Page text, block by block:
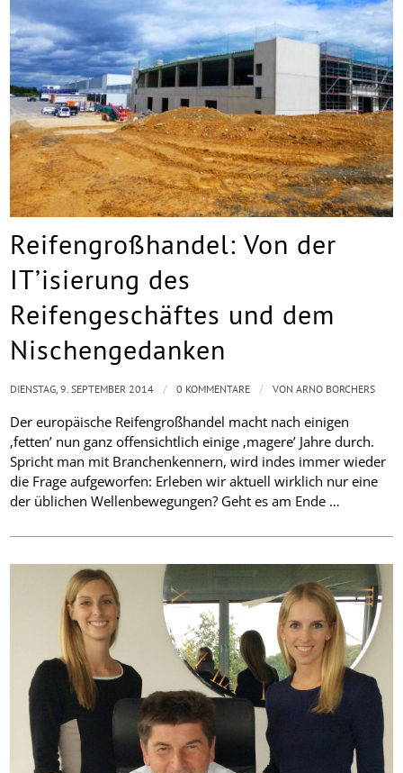
Reifengroßhandel: Von der
IT’isierung des
Reifengeschäftes und dem
Nischengedanken
Der europäische Reifengroßhandel macht nach einigen
‚fetten’ nun ganz offensichtlich einige ‚magere’ Jahre durch.
Spricht man mit Branchenkennern, wird indes immer wieder
die Frage aufgeworfen: Erleben wir aktuell wirklich nur eine
der üblichen Wellenbewegungen? Geht es am Ende …
DIENSTAG, 9. SEPTEMBER 2014 / 0 KOMMENTARE / VONARNO BORCHERS